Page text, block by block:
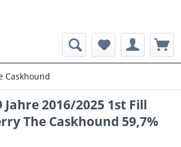
Caskhound
2016/2025 1st Fill
The Caskhound 59,7%